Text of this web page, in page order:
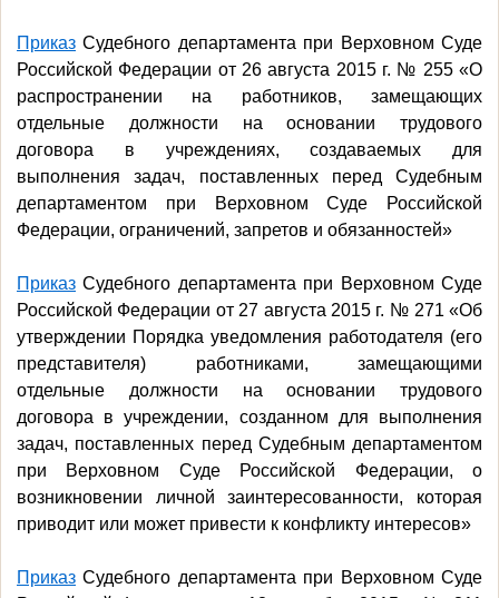
Приказ Судебного департамента при Верховном Суде
Российской Федерации от 26 августа 2015 г. № 255 «О
распространении на работников, замещающих
отдельные должности на основании трудового
договора в учреждениях, создаваемых для
выполнения задач, поставленных перед Судебным
департаментом при Верховном Суде Российской
Федерации, ограничений, запретов и обязанностей»
Приказ Судебного департамента при Верховном Суде
Российской Федерации от 27 августа 2015 г. № 271 «Об
утверждении Порядка уведомления работодателя (его
представителя) работниками, замещающими
отдельные должности на основании трудового
договора в учреждении, созданном для выполнения
задач, поставленных перед Судебным департаментом
при Верховном Суде Российской Федерации, о
возникновении личной заинтересованности, которая
приводит или может привести к конфликту интересов»
Приказ Судебного департамента при Верховном Суде